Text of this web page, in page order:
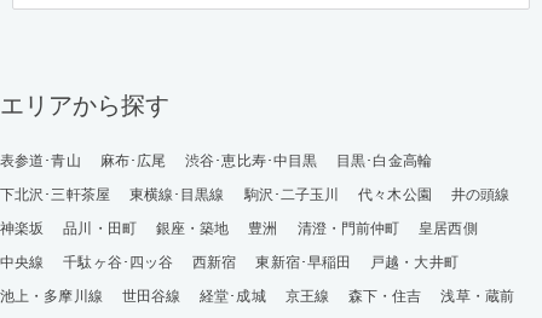
エリアから探す
表参道･青山 麻布･広尾 渋谷･恵比寿･中目黒
目黒･白金高輪
下北沢･三軒茶屋
東横線･目黒線 駒沢･二子玉川 代々木公園
井の頭線
神楽坂
品川・田町 銀座・築地 豊洲 清澄・門前仲町
皇居西側
中央線
千駄ヶ谷･四ッ谷 西新宿 東新宿･早稲田
戸越・大井町
池上・多摩川線
世田谷線 経堂･成城 京王線 森下・住吉
浅草・蔵前